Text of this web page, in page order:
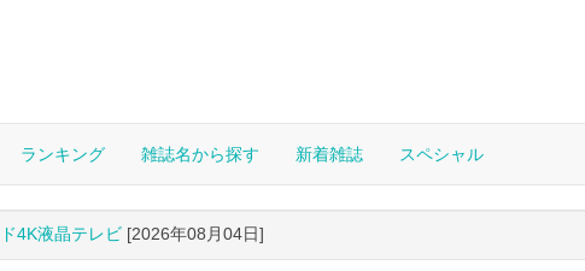
ランキング 雑誌名から探す 新着雑誌 スペシャル
4K液晶テレビ [2026年08月04日]